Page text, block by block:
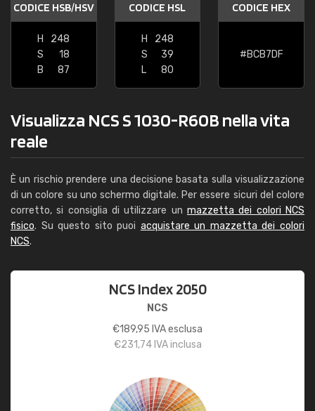
CODICE HSB/HSV
H
248
S
18
B
87
CODICE HSL
H
248
S
39
L
80
CODICE HEX
#BCB7DF
Visualizza NCS S 1030-R60B nella vita
reale
È un rischio prendere una decisione basata sulla visualizzazione
di un colore su uno schermo digitale. Per essere sicuri del colore
corretto, si consiglia di utilizzare un mazzetta dei colori NCS
fisico. Su questo sito puoi acquistare un mazzetta dei colori
NCS.
NCS Index 2050
NCS
€189,95 IVA esclusa
€231,74IVA inclusa